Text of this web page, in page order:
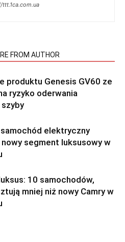
FROM AUTHOR
produktu Genesis GV60 ze
ryzyko oderwania
elektryczny
segment luksusowy w
10 samochodów,
mniej niż nowy Camry w